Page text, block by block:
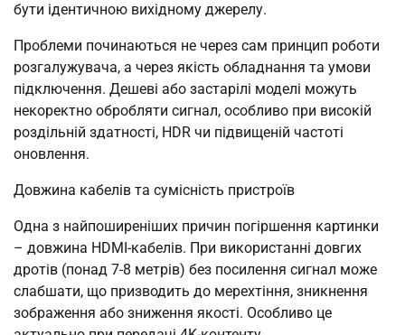
бути ідентичною вихідному джерелу.
Проблеми починаються не через сам принцип роботи
розгалужувача, а через якість обладнання та умови
підключення. Дешеві або застарілі моделі можуть
некоректно обробляти сигнал, особливо при високій
роздільній здатності, HDR чи підвищеній частоті
оновлення.
Довжина кабелів та сумісність пристроїв
Одна з найпоширеніших причин погіршення картинки
– довжина HDMI-кабелів. При використанні довгих
дротів (понад 7-8 метрів) без посилення сигнал може
слабшати, що призводить до мерехтіння, зникнення
зображення або зниження якості. Особливо це